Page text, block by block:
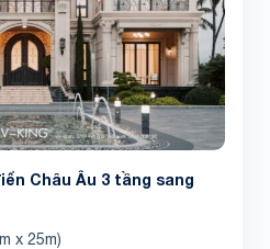
Châu Âu 3 tầng sang
x 25m)